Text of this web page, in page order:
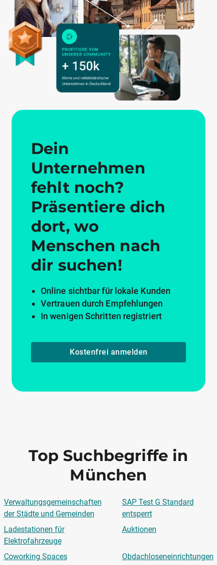
Dein
Unternehmen
fehlt noch?
Präsentiere dich
dort, wo
Menschen nach
dir suchen!
Online sichtbar für lokale Kunden
Vertrauen durch Empfehlungen
In wenigen Schritten registriert
Kostenfrei anmelden
Top Suchbegriffe in
München
Verwaltungsgemeinschaften
der Städte und Gemeinden
SAP Test G Standard
entsperrt
Ladestationen für
Elektrofahrzeuge
Auktionen
Coworking Spaces
Obdachloseneinrichtungen